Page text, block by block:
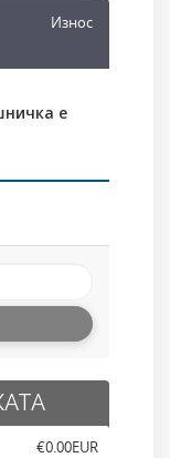
Износ
е
‎€0.00EUR